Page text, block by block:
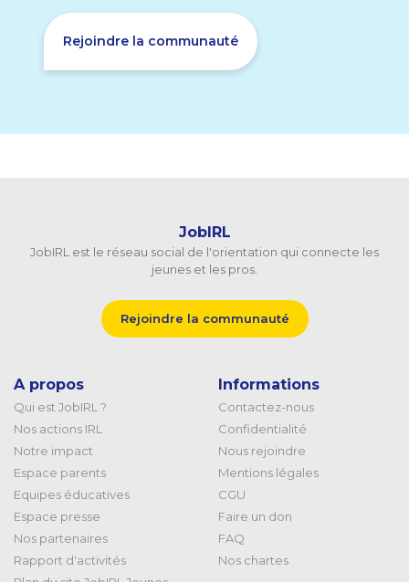
Rejoindre la communauté
JobIRL
JobIRL est le réseau social de l'orientation qui connecte les
jeunes et les pros.
Rejoindre la communauté
A propos
Qui est JobIRL ?
Nos actions IRL
Notre impact
Espace parents
Equipes éducatives
Espace presse
Nos partenaires
Rapport d'activités
Informations
Contactez-nous
Confidentialité
Nous rejoindre
Mentions légales
CGU
Faire un don
FAQ
Nos chartes